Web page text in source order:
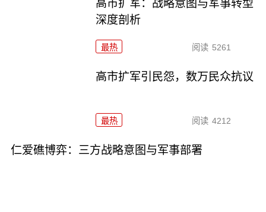
高市扩军：战略意图与军事转型
深度剖析
最热 阅读 5261
高市扩军引民怨，数万民众抗议
最热 阅读 4212
仁爱礁博弈：三方战略意图与军事部署